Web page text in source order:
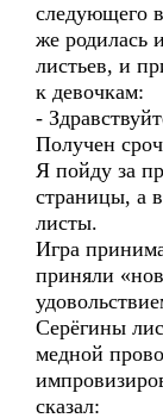
следующего
же родилась
листьев, и
к девочкам:
-
Получен
Я пойду за
страницы, а
листы.
Игра
приняли
Серёгины
медной
сказал: